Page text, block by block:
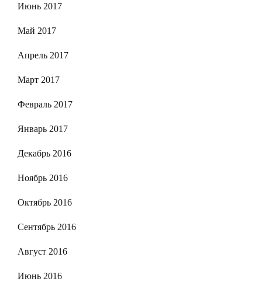
Июнь 2017
Май 2017
Апрель 2017
Март 2017
Февраль 2017
Январь 2017
Декабрь 2016
Ноябрь 2016
Октябрь 2016
Сентябрь 2016
Август 2016
Июнь 2016